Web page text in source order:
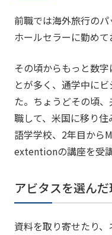
前職では海外旅行の
ホールセラーに勤めて
その頃からもっと数
とが多く、通学中に
た。ちょうどその頃
職して、米国に移り
語学学校、2年目から
extentionの講座を受
アビタスを選ん
資料を取り寄せたり